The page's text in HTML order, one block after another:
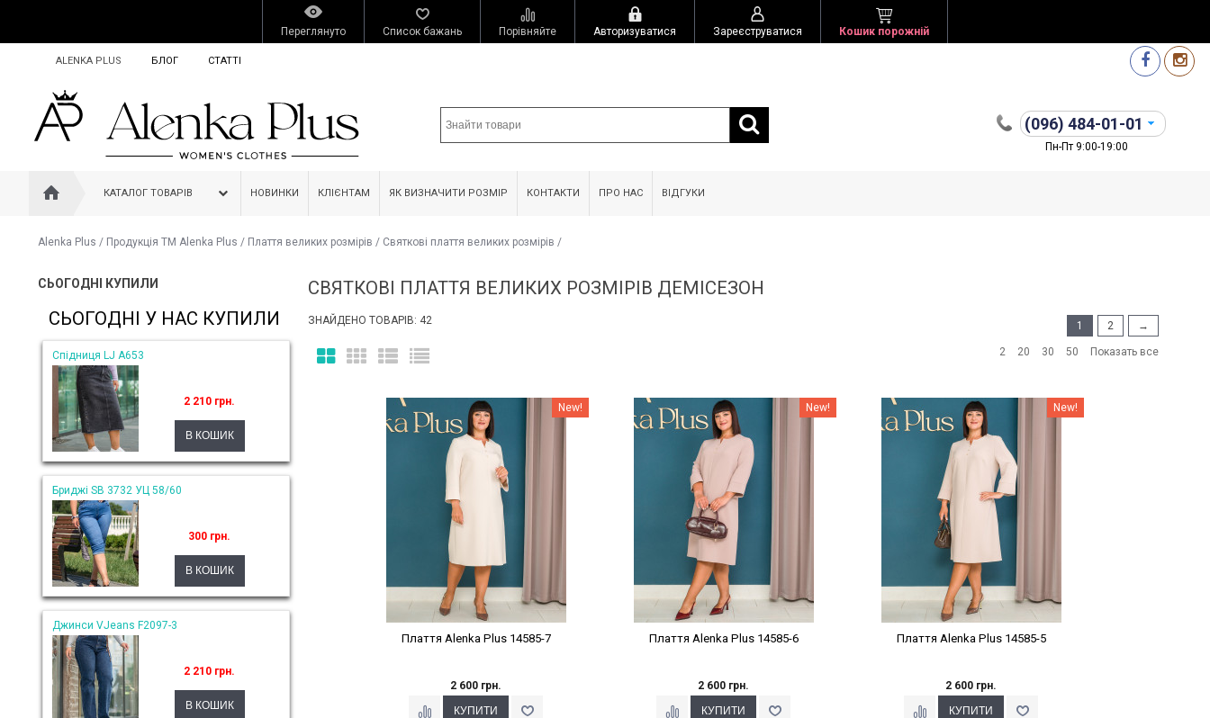
Переглянуто Список бажань Порівняйте Авторизуватися Зареєструватися Кошик порожній
ALENKA PLUS БЛОГ СТАТТІ
(096) 484-01-01
Пн-Пт 9:00-19:00
КАТАЛОГ ТОВАРІВ НОВИНКИ КЛІЄНТАМ ЯК ВИЗНАЧИТИ РОЗМІР КОНТАКТИ ПРО НАС ВІДГУКИ
Alenka Plus / Продукція ТМ Alenka Plus / Плаття великих розмірів / Святкові плаття великих розмірів /
СЬОГОДНІ КУПИЛИ
СЬОГОДНІ У НАС КУПИЛИ
Спідниця LJ A653
2 210 грн.
Бриджі SB 3732 УЦ 58/60
300 грн.
Джинси VJeans F2097-3
2 210 грн.
СВЯТКОВІ ПЛАТТЯ ВЕЛИКИХ РОЗМІРІВ ДЕМІСЕЗОН
ЗНАЙДЕНО ТОВАРІВ: 42 1 2 →
2 20 30 50 Показать все
Наклейки Варіант з % New!
Плаття Alenka Plus 14585-7
2 600 грн.
Наклейки Варіант з % New!
Плаття Alenka Plus 14585-6
2 600 грн.
Наклейки Варіант з % New!
Плаття Alenka Plus 14585-5
2 600 грн.